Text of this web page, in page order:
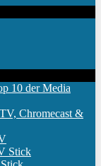
10 der Media
Chromecast &
Stick